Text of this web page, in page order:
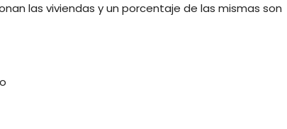
las viviendas y un porcentaje de las mismas son